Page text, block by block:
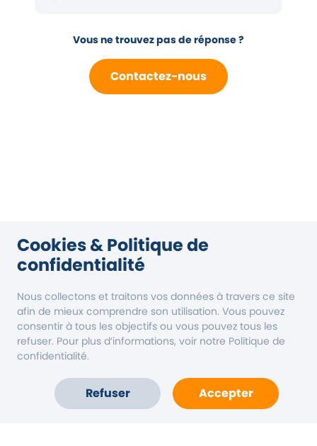
Vous ne trouvez pas de réponse ?
Contactez-nous
Cookies & Politique de
confidentialité
Nous collectons et traitons vos données à travers ce site
afin de mieux comprendre son utilisation. Vous pouvez
consentir à tous les objectifs ou vous pouvez tous les
refuser. Pour plus d’informations, voir notre Politique de
confidentialité.
Refuser Accepter
Accueil Carte Compte